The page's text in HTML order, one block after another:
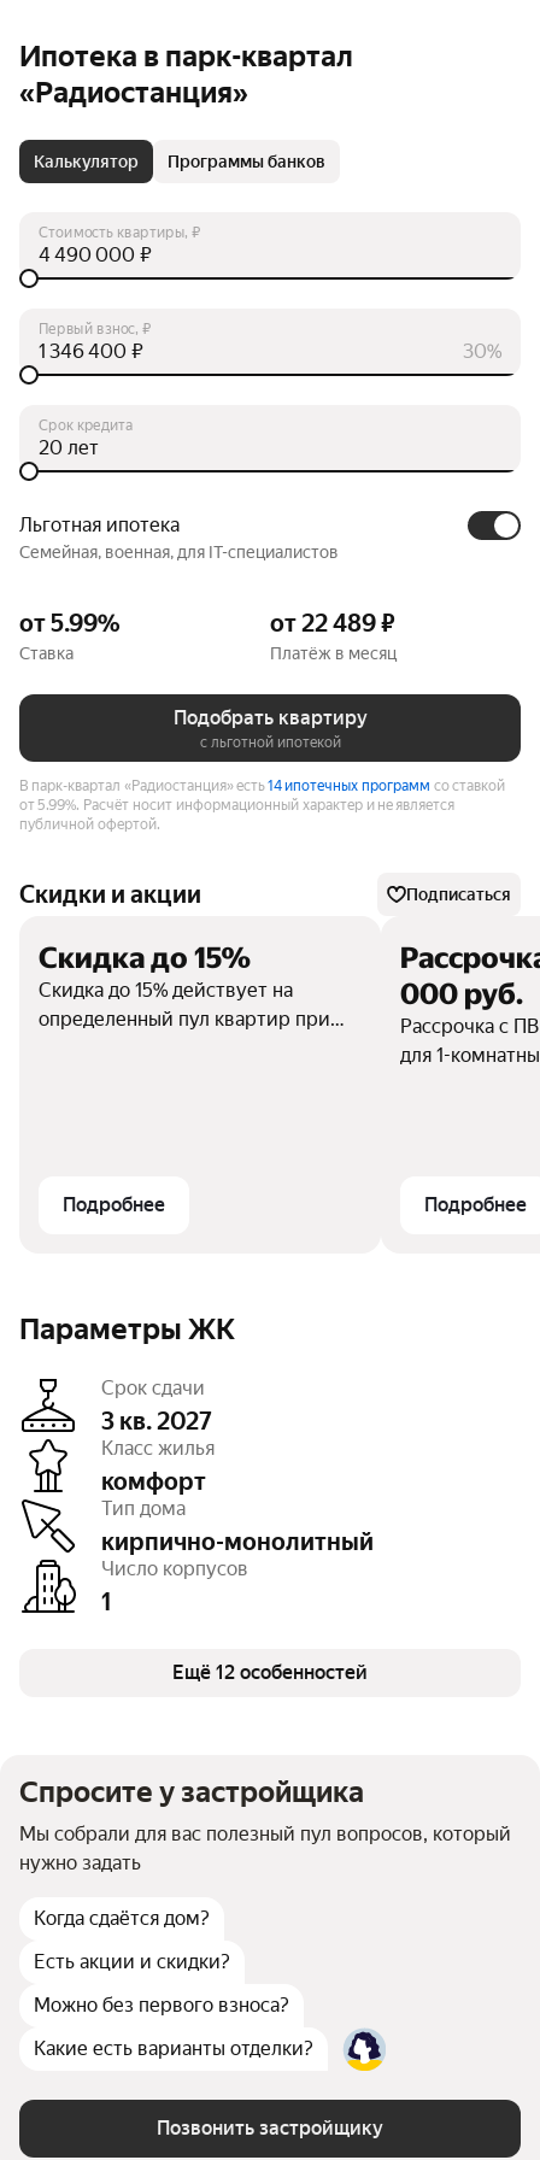
Ипотека в парк-квартал
«Радиостанция»
Калькулятор Программы банков
Стоимость квартиры, ₽
₽
Первый взнос, ₽
30%
₽
Срок кредита
лет
Льготная ипотека
Семейная, военная, для IT-специалистов
от 5.99%
Ставка
от 22 489 ₽
Платёж в месяц
Подобрать квартиру
с льготной ипотекой
В парк-квартал «Радиостанция» есть14 ипотечных программ со ставкой
от 5.99%. Расчёт носит информационный характер и не является
публичной офертой.
Скидки и акции Подписаться
Скидка до 15%
Скидка до 15% действует на
определенный пул квартир при
Подробнее
000 руб.
Рассрочка с
для 1-
Подробнее
Параметры ЖК
Срок сдачи
3 кв. 2027
Класс жилья
комфорт
Тип дома
кирпично-монолитный
Число корпусов
1
Этажность
Отделка
Высота потолков
2,59 — 2,82 м
Паркинг, машиноместа
открытый – 22
Тип договора
ДДУ, 214 ФЗ
Очереди
есть
Ещё 12 особенностей
Спросите у застройщика
Мы собрали для вас полезный пул вопросов, который
нужно задать
Когда сдаётся дом?
Есть акции и скидки?
Можно без первого взноса?
Какие есть варианты отделки?
Позвонить застройщику